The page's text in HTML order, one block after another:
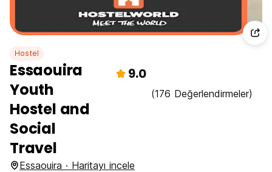
Hostel
Essaouira
Youth
Hostel and
Social
Travel
9.0
(176 Değerlendirmeler)
Essaouira · Haritayı incele